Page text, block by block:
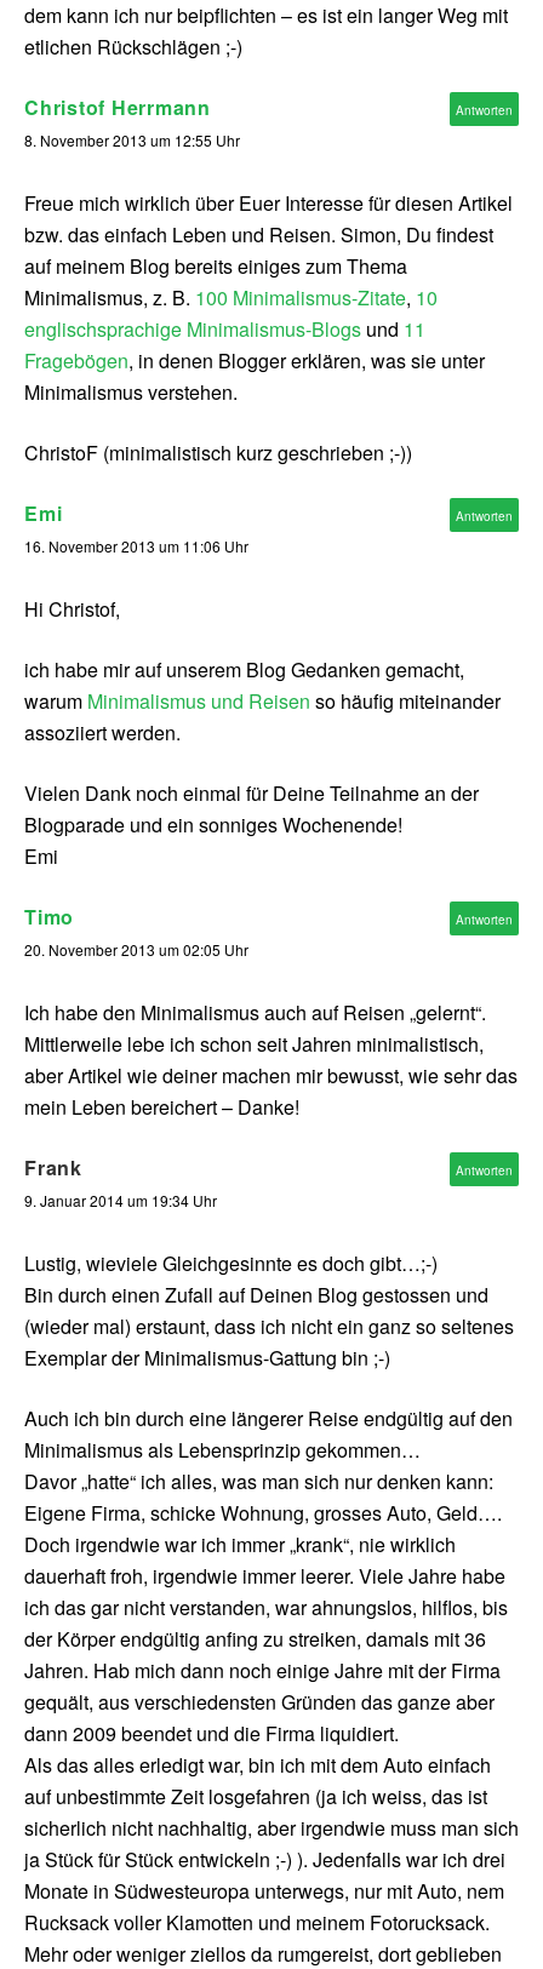
dem kann ich nur beipflichten – es ist ein langer Weg mit
etlichen Rückschlägen ;-)
Christof Herrmann
8. November 2013 um 12:55 Uhr
Freue mich wirklich über Euer Interesse für diesen Artikel
bzw. das einfach Leben und Reisen. Simon, Du findest
auf meinem Blog bereits einiges zum Thema
Minimalismus, z. B. 100 Minimalismus-Zitate, 10
englischsprachige Minimalismus-Blogs und 11
Fragebögen, in denen Blogger erklären, was sie unter
Minimalismus verstehen.
ChristoF (minimalistisch kurz geschrieben ;-))
Antworten
Emi
16. November 2013 um 11:06 Uhr
Hi Christof,
ich habe mir auf unserem Blog Gedanken gemacht,
warum Minimalismus und Reisen so häufig miteinander
assoziiert werden.
Vielen Dank noch einmal für Deine Teilnahme an der
Blogparade und ein sonniges Wochenende!
Emi
Antworten
Timo
20. November 2013 um 02:05 Uhr
Ich habe den Minimalismus auch auf Reisen „gelernt“.
Mittlerweile lebe ich schon seit Jahren minimalistisch,
aber Artikel wie deiner machen mir bewusst, wie sehr das
mein Leben bereichert – Danke!
Antworten
Frank
9. Januar 2014 um 19:34 Uhr
Lustig, wieviele Gleichgesinnte es doch gibt…;-)
Bin durch einen Zufall auf Deinen Blog gestossen und
(wieder mal) erstaunt, dass ich nicht ein ganz so seltenes
Exemplar der Minimalismus-Gattung bin ;-)
Auch ich bin durch eine längerer Reise endgültig auf den
Minimalismus als Lebensprinzip gekommen…
Davor „hatte“ ich alles, was man sich nur denken kann:
Eigene Firma, schicke Wohnung, grosses Auto, Geld….
Doch irgendwie war ich immer „krank“, nie wirklich
dauerhaft froh, irgendwie immer leerer. Viele Jahre habe
ich das gar nicht verstanden, war ahnungslos, hilflos, bis
der Körper endgültig anfing zu streiken, damals mit 36
Jahren. Hab mich dann noch einige Jahre mit der Firma
gequält, aus verschiedensten Gründen das ganze aber
dann 2009 beendet und die Firma liquidiert.
Als das alles erledigt war, bin ich mit dem Auto einfach
auf unbestimmte Zeit losgefahren (ja ich weiss, das ist
sicherlich nicht nachhaltig, aber irgendwie muss man sich
ja Stück für Stück entwickeln ;-) ). Jedenfalls war ich drei
Monate in Südwesteuropa unterwegs, nur mit Auto, nem
Rucksack voller Klamotten und meinem Fotorucksack.
Mehr oder weniger ziellos da rumgereist, dort geblieben
Antworten